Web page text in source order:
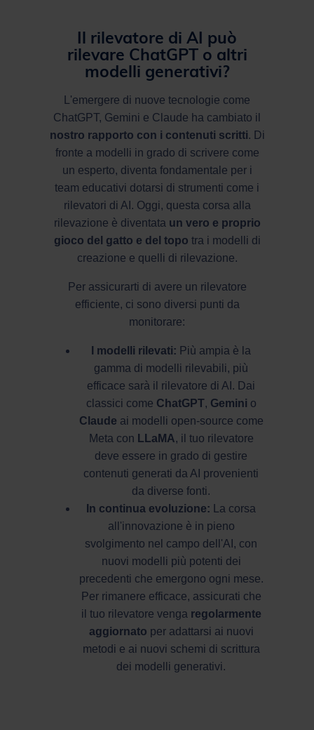
Il rilevatore di AI può
rilevare ChatGPT o altri
modelli generativi?
L'emergere di nuove tecnologie come
ChatGPT, Gemini e Claude ha cambiato il
nostro rapporto con i contenuti scritti. Di
fronte a modelli in grado di scrivere come
un esperto, diventa fondamentale per i
team educativi dotarsi di strumenti come i
rilevatori di AI. Oggi, questa corsa alla
rilevazione è diventata un vero e proprio
gioco del gatto e del topo tra i modelli di
creazione e quelli di rilevazione.
Per assicurarti di avere un rilevatore
efficiente, ci sono diversi punti da
monitorare:
I modelli rilevati: Più ampia è la
gamma di modelli rilevabili, più
efficace sarà il rilevatore di AI. Dai
classici come ChatGPT, Gemini o
Claude ai modelli open-source come
Meta con LLaMA, il tuo rilevatore
deve essere in grado di gestire
contenuti generati da AI provenienti
da diverse fonti.
In continua evoluzione: La corsa
all'innovazione è in pieno
svolgimento nel campo dell'AI, con
nuovi modelli più potenti dei
precedenti che emergono ogni mese.
Per rimanere efficace, assicurati che
il tuo rilevatore venga regolarmente
aggiornato per adattarsi ai nuovi
metodi e ai nuovi schemi di scrittura
dei modelli generativi.